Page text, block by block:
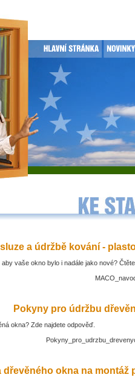
a údržbě kování -
vaše okno bylo i nadále jako nové?
Pokyny pro údržbu
okna? Zde najdete odpověď.
dřevěného okna na montáž